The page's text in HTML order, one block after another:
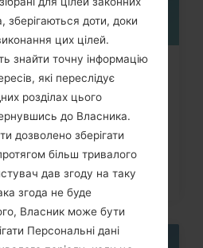
дані з телефона
Optimus...
зберігаються доти, доки
цих цілей.
знайти точну інформацію
які переслідує
розділах цього
до Власника.
дозволено зберігати
більш тривалого
дав згоду на таку
згода не буде
Власник може бути
Персональні дані